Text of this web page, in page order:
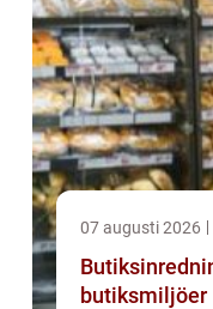
07 augusti 2026
butiksmiljöer